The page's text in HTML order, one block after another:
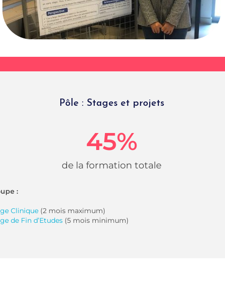
Pôle : Stages et projets
de la formation totale
45%
:
Clinique (2 mois maximum)
de Fin d’Etudes (5 mois minimum)